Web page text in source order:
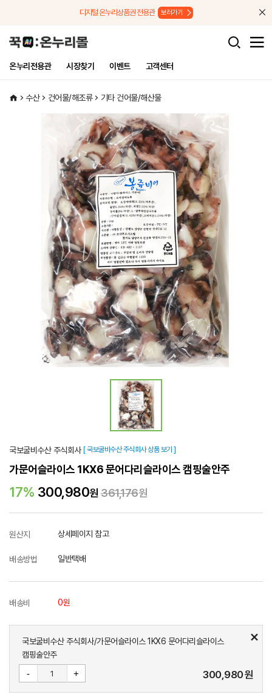
디지털 온누리상품권 전용관 보러가기
온누리전용관 시장찾기 이벤트 고객센터
수산 건어물/해조류 기타 건어물/해산물
국보굴비수산 주식회사 [ 국보굴비수산 주식회사 상품 보기 ]
가문어슬라이스 1KX6 문어다리슬라이스 캠핑술안주
17% 300,980원361,176원
원산지 상세페이지 참고
배송방법 일반택배
배송비 0원
국보굴비수산 주식회사/가문어슬라이스 1KX6 문어다리슬라이스
캠핑술안주
- + 300,980원